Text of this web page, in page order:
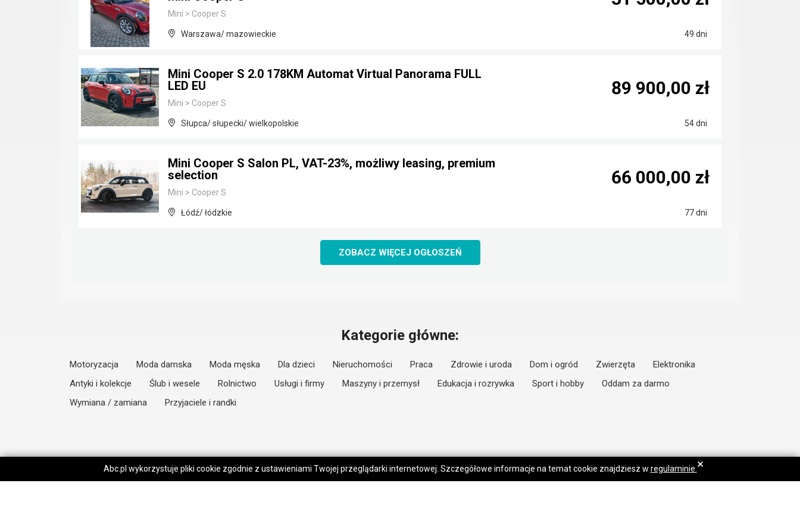
Mini > Cooper S
Warszawa/ mazowieckie 49 dni
Mini Cooper S 2.0 178KM Automat Virtual Panorama FULL
LED EU
Mini > Cooper S
Słupca/ słupecki/ wielkopolskie 54 dni
89 900,00 zł
Mini Cooper S Salon PL, VAT-23%, możliwy leasing, premium
selection
Mini > Cooper S
Łódź/ łódzkie 77 dni
66 000,00 zł
ZOBACZ WIĘCEJ OGŁOSZEŃ
Kategorie główne:
Motoryzacja Moda damska Moda męska Dla dzieci Nieruchomości Praca Zdrowie i uroda Dom i ogród Zwierzęta
Elektronika
Antyki i kolekcje
Ślub i wesele Rolnictwo Usługi i firmy Maszyny i przemysł Edukacja i rozrywka Sport i hobby
Oddam za darmo
Wymiana / zamiana
Przyjaciele i randki
Abc.pl wykorzystuje pliki cookie zgodnie z ustawieniami Twojej przeglądarki internetowej. Szczegółowe informacje na temat cookie znajdziesz w regulaminie. ×